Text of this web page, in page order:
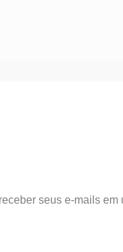
seus e-mails